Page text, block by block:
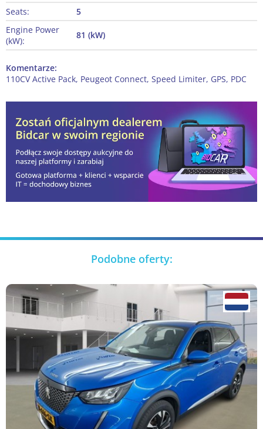
Seats:
5
Engine Power
(kW):
81 (kW)
Komentarze:
110CV Active Pack, Peugeot Connect, Speed Limiter, GPS, PDC
Podobne oferty: